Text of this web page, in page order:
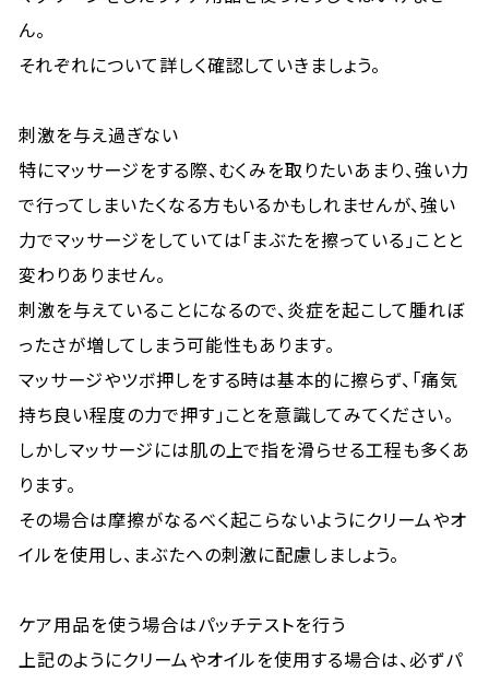
ん。
それぞれについて詳しく確認していきましょう。
刺激を与え過ぎない
特にマッサージをする際、むくみを取りたいあまり、強い力
で行ってしまいたくなる方もいるかもしれませんが、強い
力でマッサージをしていては「まぶたを擦っている」ことと
変わりありません。
刺激を与えていることになるので、炎症を起こして腫れぼ
ったさが増してしまう可能性もあります。
マッサージやツボ押しをする時は基本的に擦らず、「痛気
持ち良い程度の力で押す」ことを意識してみてください。
しかしマッサージには肌の上で指を滑らせる工程も多くあ
ります。
その場合は摩擦がなるべく起こらないようにクリームやオ
イルを使用し、まぶたへの刺激に配慮しましょう。
ケア用品を使う場合はパッチテストを行う
上記のようにクリームやオイルを使用する場合は、必ずパ